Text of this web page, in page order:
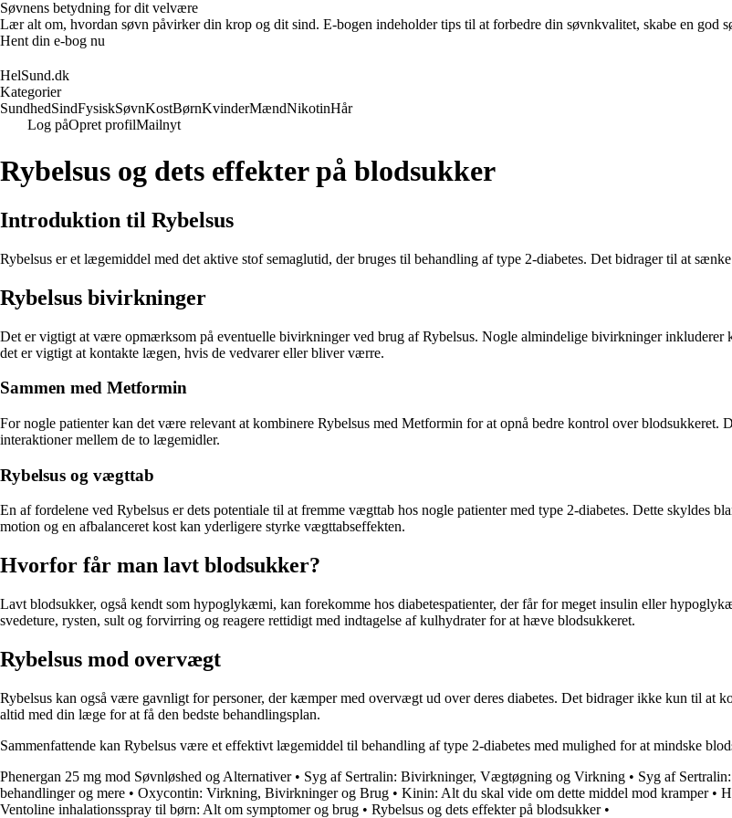
Søvnens betydning for dit velvære
Lær alt om, hvordan søvn påvirker din krop og dit sind. E-bogen indeholder tips til at forbedre din søvnkvalitet, skabe en god
Hent din e-bog nu
HelSund.dk
Kategorier
SundhedSindFysiskSøvnKostBørnKvinderMændNikotinHår
Log påOpret profilMailnyt
Rybelsus og dets effekter på blodsukker
Introduktion til Rybelsus
Rybelsus er et lægemiddel med det aktive stof semaglutid, der bruges til behandling af type 2-diabetes. Det bidrager til at
Rybelsus bivirkninger
Det er vigtigt at være opmærksom på eventuelle bivirkninger ved brug af Rybelsus. Nogle almindelige bivirkninger inkluderer
det er vigtigt at kontakte lægen, hvis de vedvarer eller bliver værre.
Sammen med Metformin
For nogle patienter kan det være relevant at kombinere Rybelsus med Metformin for at opnå bedre kontrol over
interaktioner mellem de to lægemidler.
Rybelsus og vægttab
En af fordelene ved Rybelsus er dets potentiale til at fremme vægttab hos nogle patienter med type 2-diabetes. Dette skyldes
motion og en afbalanceret kost kan yderligere styrke vægttabseffekten.
Hvorfor får man lavt blodsukker?
Lavt blodsukker, også kendt som hypoglykæmi, kan forekomme hos diabetespatienter, der får for meget insulin eller
svedeture, rysten, sult og forvirring og reagere rettidigt med indtagelse af kulhydrater for at hæve blodsukkeret.
Rybelsus mod overvægt
Rybelsus kan også være gavnligt for personer, der kæmper med overvægt ud over deres diabetes. Det bidrager ikke kun til at
altid med din læge for at få den bedste behandlingsplan.
Sammenfattende kan Rybelsus være et effektivt lægemiddel til behandling af type 2-diabetes med mulighed for at mindske
Phenergan 25 mg mod Søvnløshed og Alternativer• Syg af Sertralin: Bivirkninger, Vægtøgning og Virkning • Syg af
behandlinger og mere • Oxycontin: Virkning, Bivirkninger og Brug • Kinin: Alt du skal vide om dette middel mod kramper•
Ventoline inhalationsspray til børn: Alt om symptomer og brug • Rybelsus og dets effekter på blodsukker•